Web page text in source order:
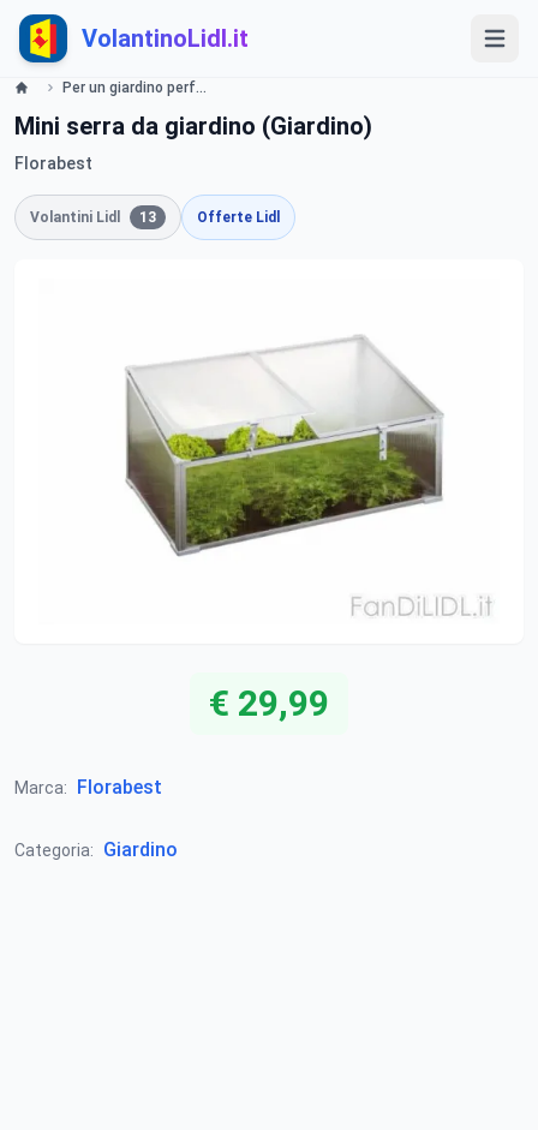
VolantinoLidl.it
Per un giardino perfetto Lidl Promozioni - Offerte 12 febbraio 2015 Lidl
Mini serra da giardino (Giardino)
Florabest
Volantini Lidl 13 Offerte Lidl
€ 29,99
Marca: Florabest
Categoria: Giardino